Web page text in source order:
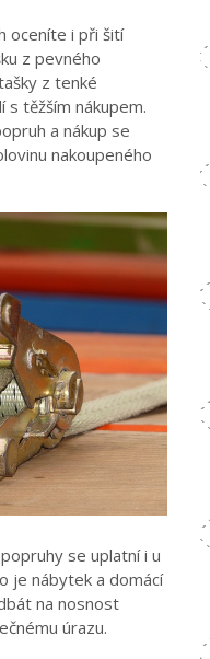
oceníte i při šití
z pevného
z tenké
těžším nákupem.
a nákup se
nakoupeného
se uplatní i u
je nábytek a domácí
na nosnost
úrazu.